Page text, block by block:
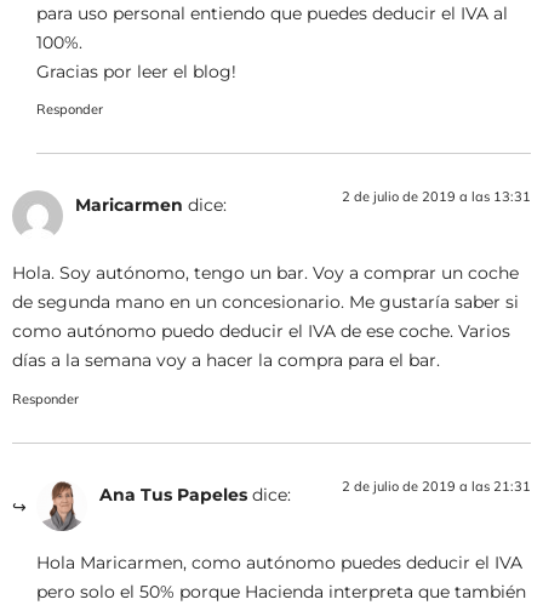
para uso personal entiendo que puedes deducir el IVA al
100%.
Gracias por leer el blog!
Responder
Maricarmen dice: 2 de julio de 2019 a las 13:31
Hola. Soy autónomo, tengo un bar. Voy a comprar un coche
de segunda mano en un concesionario. Me gustaría saber si
como autónomo puedo deducir el IVA de ese coche. Varios
días a la semana voy a hacer la compra para el bar.
Responder
Ana Tus Papeles dice: 2 de julio de 2019 a las 21:31
Hola Maricarmen, como autónomo puedes deducir el IVA
pero solo el 50% porque Hacienda interpreta que también